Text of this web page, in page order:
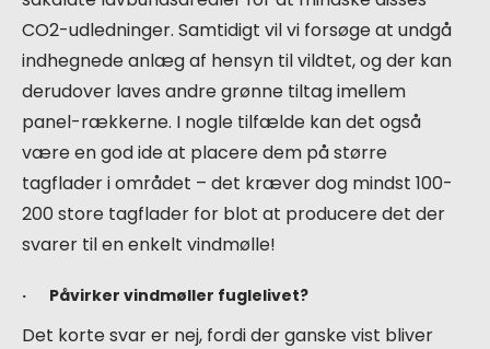
CO2-udledninger. Samtidigt vil vi forsøge at undgå
indhegnede anlæg af hensyn til vildtet, og der kan
derudover laves andre grønne tiltag imellem
panel-rækkerne. I nogle tilfælde kan det også
være en god ide at placere dem på større
tagflader i området – det kræver dog mindst 100-
200 store tagflader for blot at producere det der
svarer til en enkelt vindmølle!
· Påvirker vindmøller fuglelivet?
Det korte svar er nej, fordi der ganske vist bliver